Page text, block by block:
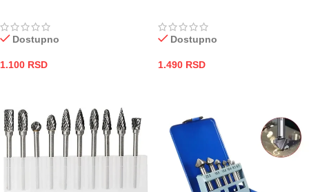
Dostupno
1.100 RSD
Dostupno
1.490 RSD